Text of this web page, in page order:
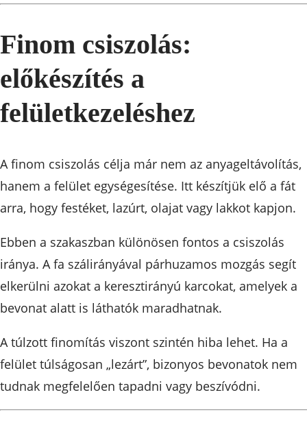
Finom csiszolás:
előkészítés a
felületkezeléshez
A finom csiszolás célja már nem az anyageltávolítás,
hanem a felület egységesítése. Itt készítjük elő a fát
arra, hogy festéket, lazúrt, olajat vagy lakkot kapjon.
Ebben a szakaszban különösen fontos a csiszolás
iránya. A fa szálirányával párhuzamos mozgás segít
elkerülni azokat a keresztirányú karcokat, amelyek a
bevonat alatt is láthatók maradhatnak.
A túlzott finomítás viszont szintén hiba lehet. Ha a
felület túlságosan „lezárt”, bizonyos bevonatok nem
tudnak megfelelően tapadni vagy beszívódni.